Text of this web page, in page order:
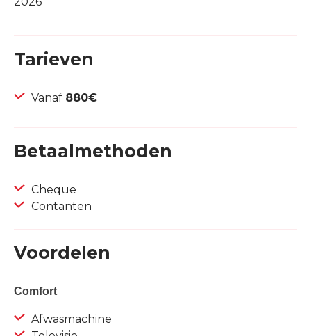
Tarieven
Vanaf 880€
Betaalmethoden
Cheque
Contanten
Voordelen
Comfort
Afwasmachine